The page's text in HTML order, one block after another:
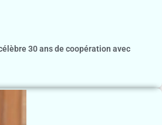
30 ans de coopération avec